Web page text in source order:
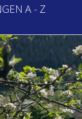
A - Z